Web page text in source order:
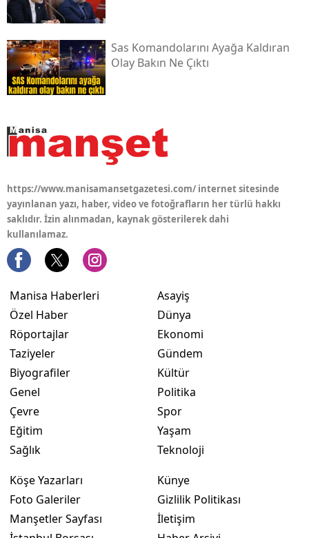
Sas Komandolarını Ayağa Kaldıran
Olay Bakın Ne Çıktı
https://www.manisamansetgazetesi.com/ internet sitesinde
yayınlanan yazı, haber, video ve fotoğrafların her türlü hakkı
saklıdır. İzin alınmadan, kaynak gösterilerek dahi
kullanılamaz.
Manisa Haberleri
Özel Haber
Röportajlar
Taziyeler
Biyografiler
Genel
Çevre
Eğitim
Sağlık
Asayiş
Dünya
Ekonomi
Gündem
Kültür
Politika
Spor
Yaşam
Teknoloji
Köşe Yazarları
Foto Galeriler
Manşetler Sayfası
Künye
Gizlilik Politikası
İletişim